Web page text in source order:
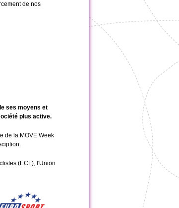
de nos
ses moyens et
plus active.
de la MOVE Week
(ECF), l'Union